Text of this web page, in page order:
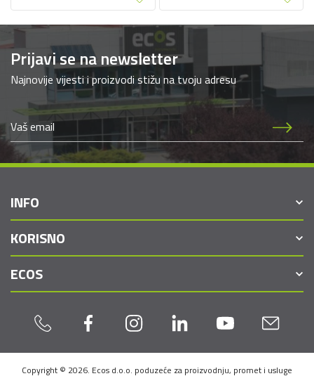
Prijavi se na newsletter
Najnovije vijesti i proizvodi stižu na tvoju adresu
INFO
KORISNO
ECOS
Copyright © 2026. Ecos d.o.o. poduzeće za proizvodnju, promet i usluge